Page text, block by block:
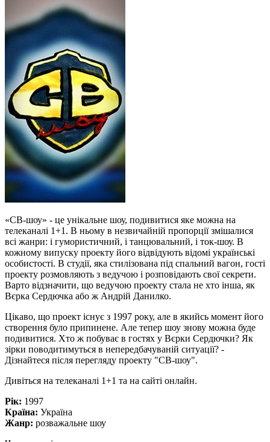
«СВ-шоу» - це унікальне шоу, подивитися яке можна на
телеканалі 1+1. В ньому в незвичайній пропорції змішалися
всі жанри: і гумористичний, і танцювальний, і ток-шоу. В
кожному випуску проекту його відвідують відомі українські
особистості. В студії, яка стилізована під спальний вагон, гості
проекту розмовляють з ведучою і розповідають свої секрети.
Варто відзначити, що ведучою проекту стала не хто інша, як
Вєрка Сердючка або ж Андрій Данилко.
Цікаво, що проект існує з 1997 року, але в якийсь момент його
створення було припинене. Але тепер шоу знову можна буде
подивитися. Хто ж побуває в гостях у Вєрки Сердючки? Як
зірки поводитимуться в непередбачуваній ситуації? -
Дізнайтеся після перегляду проекту "СВ-шоу".
Дивіться на телеканалі 1+1 та на сайті онлайн.
Рік: 1997
Країна: Україна
Жанр: розважальне шоу